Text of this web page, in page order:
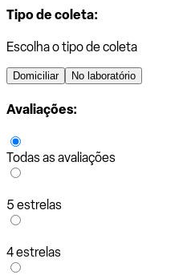
Tipo de coleta:
Escolha o tipo de coleta
Domiciliar No laboratório
Avaliações:
Todas as avaliações
5 estrelas
4 estrelas